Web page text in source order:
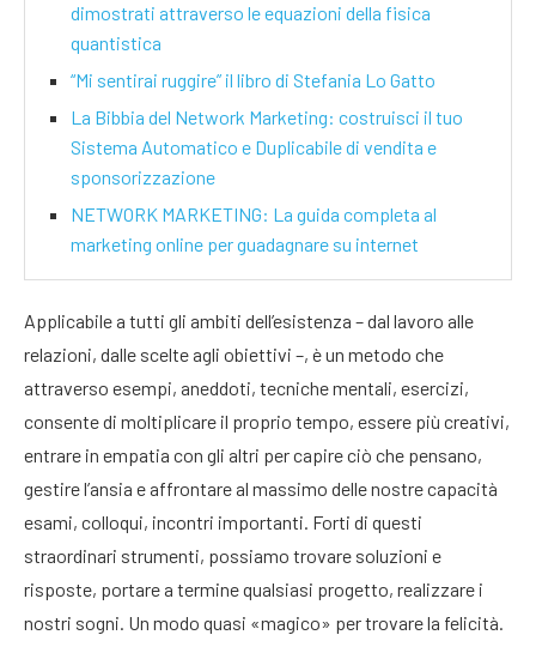
dimostrati attraverso le equazioni della fisica
quantistica
“Mi sentirai ruggire” il libro di Stefania Lo Gatto
La Bibbia del Network Marketing: costruisci il tuo
Sistema Automatico e Duplicabile di vendita e
sponsorizzazione
NETWORK MARKETING: La guida completa al
marketing online per guadagnare su internet
Applicabile a tutti gli ambiti dell’esistenza – dal lavoro alle
relazioni, dalle scelte agli obiettivi –, è un metodo che
attraverso esempi, aneddoti, tecniche mentali, esercizi,
consente di moltiplicare il proprio tempo, essere più creativi,
entrare in empatia con gli altri per capire ciò che pensano,
gestire l’ansia e affrontare al massimo delle nostre capacità
esami, colloqui, incontri importanti. Forti di questi
straordinari strumenti, possiamo trovare soluzioni e
risposte, portare a termine qualsiasi progetto, realizzare i
nostri sogni. Un modo quasi «magico» per trovare la felicità.